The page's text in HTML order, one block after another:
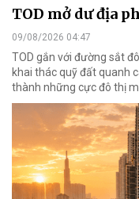
TOD mở dư địa
09/08/2026 04:47
TOD gắn với đường sắt
khai thác quỹ đất quanh
thành những cực đô thị